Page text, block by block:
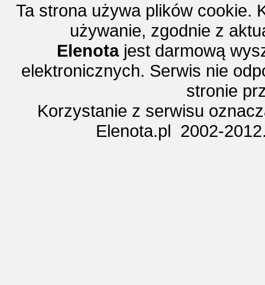
Ta strona używa plików cookie.
używanie, zgodnie z
Elenotajest darmową
elektronicznych. Serwis nie
stronie
Korzystanie z serwisu
Elenota.pl 2002-